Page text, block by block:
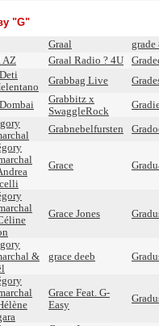
"G"
Graal
grade
AZ Graal Radio ? 4U
Grabbag Live
Grabbitz x
SwaggleRock
Grabnebelfursten
Grace
Grace Jones
&
grace deeb
Grace Feat. G-
Easy